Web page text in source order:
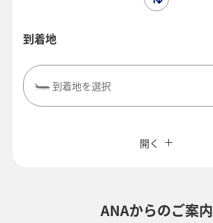
到着地
到着地を選択
往復で異なるクラスで検索開く
ANAからのご案内